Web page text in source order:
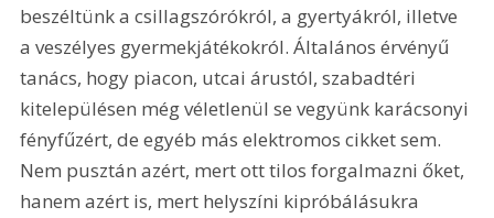
beszéltünk a csillagszórókról, a gyertyákról, illetve
a veszélyes gyermekjátékokról. Általános érvényű
tanács, hogy piacon, utcai árustól, szabadtéri
kitelepülésen még véletlenül se vegyünk karácsonyi
fényfűzért, de egyéb más elektromos cikket sem.
Nem pusztán azért, mert ott tilos forgalmazni őket,
hanem azért is, mert helyszíni kipróbálásukra